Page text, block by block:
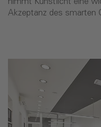
nimmt Kunstlicht eine
Akzeptanz des smarten